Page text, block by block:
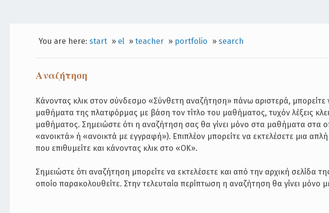
You are here: start » el » teacher » portfolio » search
Αναζήτηση
Κάνοντας κλικ στον σύνδεσμο «Σύνθετη αναζήτηση» πάνω αριστερά, μπορείτε
μαθήματα της πλατφόρμας με βάση τον τίτλο του μαθήματος, τυχόν λέξεις
μαθήματος. Σημειώστε ότι η αναζήτηση σας θα γίνει μόνο στα μαθήματα στα
«ανοικτά» ή «ανοικτά με εγγραφή»). Επιπλέον μπορείτε να εκτελέσετε μια
που επιθυμείτε και κάνοντας κλικ στο «ΟΚ».
Σημειώστε ότι αναζήτηση μπορείτε να εκτελέσετε και από την αρχική
οποίο παρακολουθείτε. Στην τελευταία περίπτωση η αναζήτηση θα γίνει